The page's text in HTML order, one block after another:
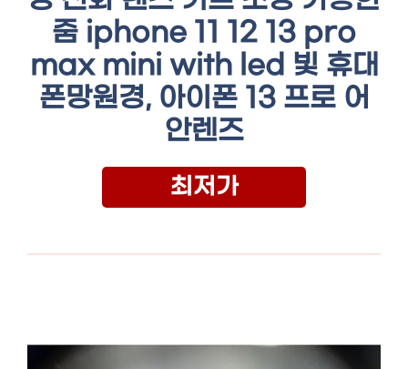
줌 iphone 11 12 13 pro
max mini with led 빛 휴대
폰망원경, 아이폰 13 프로 어
안렌즈
최저가